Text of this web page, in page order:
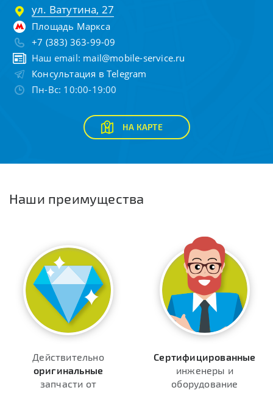
ул. Ватутина, 27
Площадь Маркса
+7 (383) 363-99-09
Наш email: mail@mobile-service.ru
Консультация в Telegram
Пн-Вс: 10:00-19:00
НА КАРТЕ
Наши преимущества
Действительно
оригинальные
запчасти от
Сертифицированные
инженеры и
оборудование